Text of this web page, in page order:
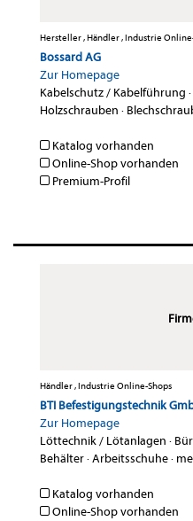
Hersteller , Händler , Industrie
Bossard AG
Zur Homepage
Kabelschutz / Kabelführung ·
Holzschrauben ·
Katalog vorhanden
Online-Shop vorhanden
Premium-Profil
Händler , Industrie Online-Shops
BTI Befestigungstechnik
Zur Homepage
Löttechnik / Lötanlagen ·
Behälter·Arbeitsschuhe·
Katalog vorhanden
Online-Shop vorhanden